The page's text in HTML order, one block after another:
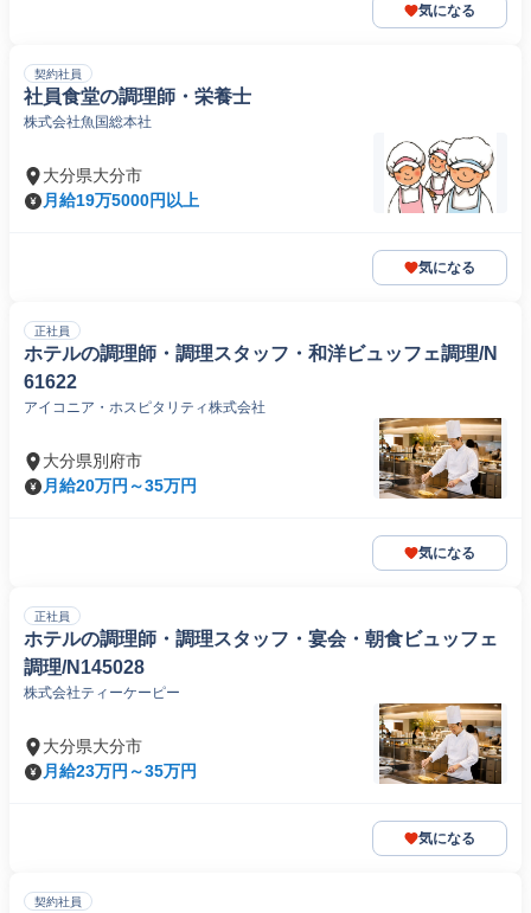
気になる
契約社員
社員食堂の調理師・栄養士
株式会社魚国総本社
大分県大分市
月給19万5000円以上
気になる
正社員
ホテルの調理師・調理スタッフ・和洋ビュッフェ調理/N
61622
アイコニア・ホスピタリティ株式会社
大分県別府市
月給20万円～35万円
気になる
正社員
ホテルの調理師・調理スタッフ・宴会・朝食ビュッフェ
調理/N145028
株式会社ティーケーピー
大分県大分市
月給23万円～35万円
気になる
契約社員